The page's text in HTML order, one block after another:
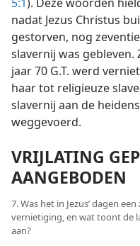
nadat Jezus Christus
gestorven, nog
slavernij was
jaar 70 G.T. werd
haar tot religieuze
slavernij aan de
weggevoerd.
VRIJLATING
AANGEBODEN
7. Was het in Jezus’ dagen
vernietiging, en wat toont de
aan?